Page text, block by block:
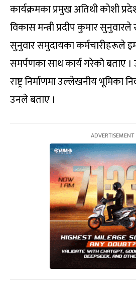
कार्यक्रमका प्रमुख अतिथी कोशी
विकास मन्त्री प्रदीप कुमार
सुनुवार समुदायका कर्मचारीहरूले
समर्पणका साथ कार्य गरेको बताए
राष्ट्र निर्माणमा उल्लेखनीय भूमिका
उनले बताए ।